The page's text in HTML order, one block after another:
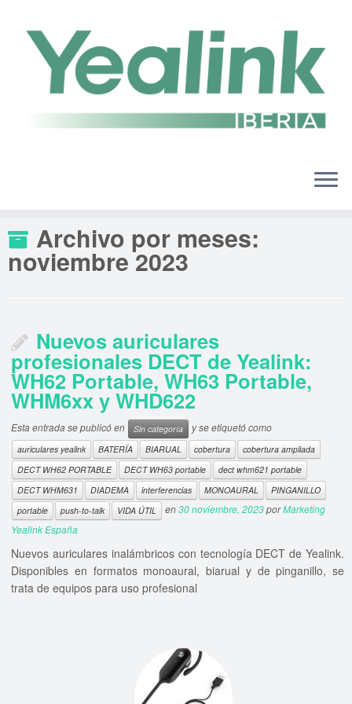
contenido
Archivo por meses:
noviembre 2023
Nuevos auriculares
profesionales DECT de Yealink:
WH62 Portable, WH63 Portable,
WHM6xx y WHD622
Esta entrada se publicó en Sin categoría y se etiquetó como
auriculares yealink BATERÍA BIARUAL cobertura
cobertura ampliada
DECT WH62 PORTABLE
DECT WH63 portable
dect whm621 portable
DECT WHM631
DIADEMA interferencias MONOAURAL
PINGANILLO
portable
push-to-talk VIDA ÚTIL en30 noviembre, 2023porMarketing
Yealink España
Nuevos auriculares inalámbricos con tecnología DECT de Yealink.
Disponibles en formatos monoaural, biarual y de pinganillo, se
trata de equipos para uso profesional